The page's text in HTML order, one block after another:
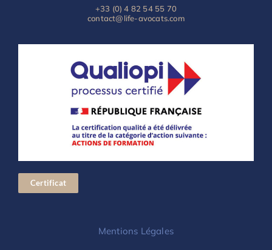
+33 (0) 4 82 54 55 70
contact@life-avocats.com
Certificat
Mentions Légales